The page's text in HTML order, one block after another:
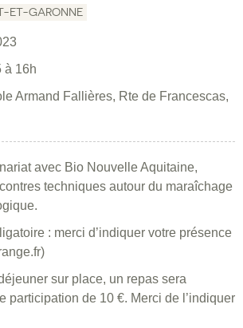
ET-GARONNE
à 16h
Armand Fallières, Rte de Francescas,
avec Bio Nouvelle Aquitaine,
techniques autour du maraîchage
: merci d’indiquer votre présence
sur place, un repas sera
participation de 10 €. Merci de l’indiquer